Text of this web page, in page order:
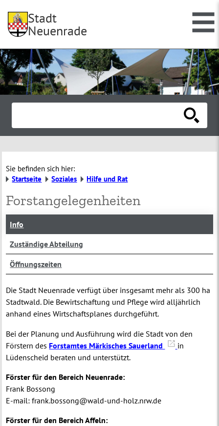
Stadt
Neuenrade
Sie befinden sich hier:
Startseite
Soziales Hilfe und Rat
Forstangelegenheiten
Info
Zuständige Abteilung
Öffnungszeiten
Die Stadt Neuenrade verfügt über insgesamt mehr als 300 ha
Stadtwald. Die Bewirtschaftung und Pflege wird alljährlich
anhand eines Wirtschaftsplanes durchgeführt.
Bei der Planung und Ausführung wird die Stadt von den
Förstern des Forstamtes Märkisches Sauerland
in
Lüdenscheid beraten und unterstützt.
Förster für den Bereich Neuenrade:
Frank Bossong
E-mail: frank.bossong@wald-und-holz.nrw.de
Förster für den Bereich Affeln: